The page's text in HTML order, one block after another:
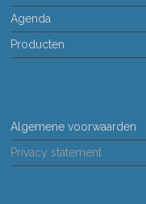
Agenda
Producten
Algemene voorwaarden
Privacy statement